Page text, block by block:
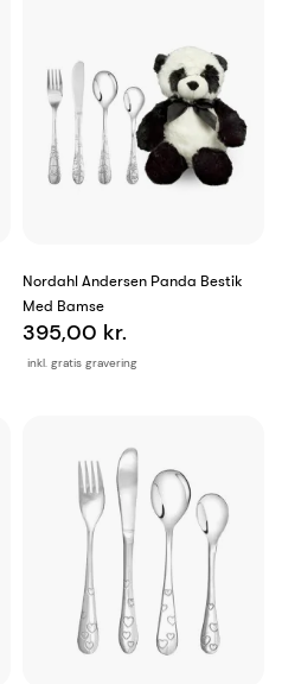
Nordahl Andersen Panda Bestik
Med Bamse
inkl. gratis gravering
395,00 kr.